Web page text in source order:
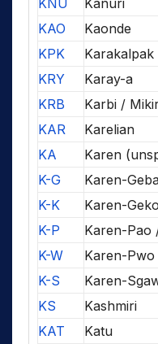
KNU
Kanuri
KAO
Kaonde
KPK
Karakalpak
KRY
Karay-a
KRB
Karbi /
KAR
Karelian
KA
Karen
K-G
Karen-
K-K
Karen-
K-P
Karen-Pao
K-W
Karen-Pwo
K-S
Karen-
KS
Kashmiri
KAT
Katu